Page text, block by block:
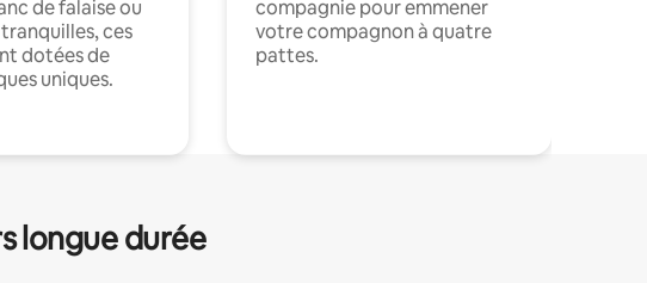
de falaise ou
ces
dotées de
uniques.
compagnie pour emmener
votre compagnon à quatre
pattes.
longue durée